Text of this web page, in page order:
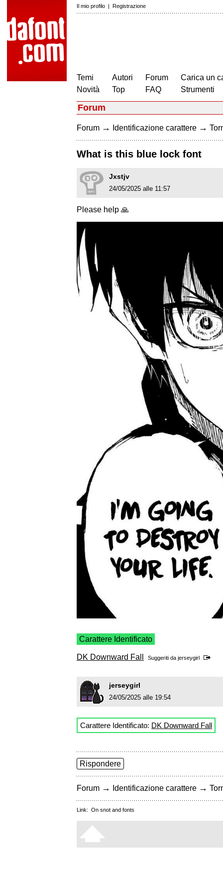
Il mio profilo | Registrazione
Temi
Novità
Autori
Top
Forum
FAQ
Carica un
Strumenti
Forum
Forum → Identificazione carattere →
What is this blue lock font
Jxstjv
24/05/2025 alle 11:57
Please help 🙏
Carattere Identificato
DK Downward Fall Suggeriti da jerseygirl
jerseygirl
24/05/2025 alle 19:54
Carattere Identificato: DK Downward Fall
Rispondere
Forum → Identificazione carattere →
Link: On snot and fonts